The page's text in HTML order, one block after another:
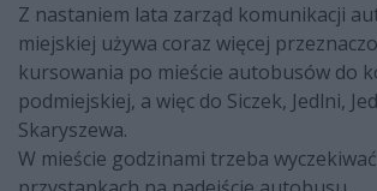
Z nastaniem lata zarząd komunikacji
miejskiej używa coraz więcej
kursowania po mieście autobusów do
podmiejskiej, a więc do Siczek, Jedlni,
Skaryszewa.
W mieście godzinami trzeba